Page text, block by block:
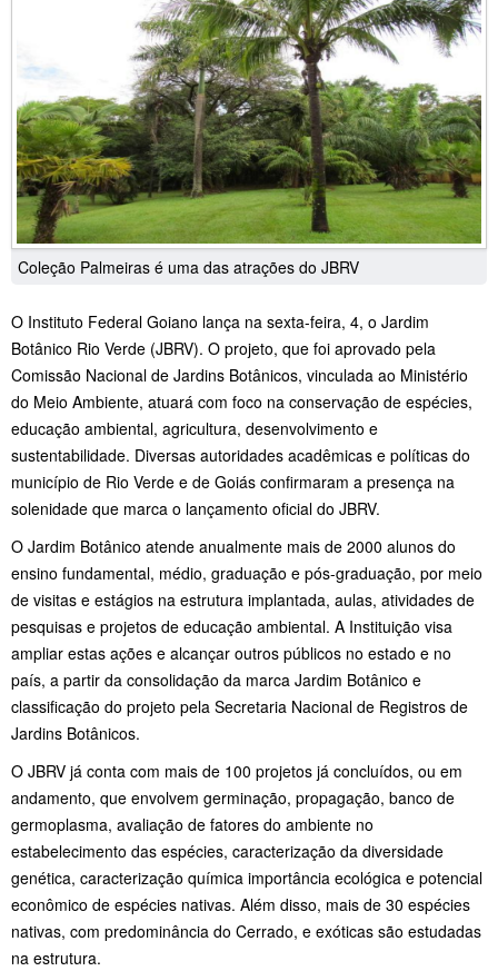
Coleção Palmeiras é uma das atrações do JBRV
O Instituto Federal Goiano lança na sexta-feira, 4, o Jardim
Botânico Rio Verde (JBRV). O projeto, que foi aprovado pela
Comissão Nacional de Jardins Botânicos, vinculada ao Ministério
do Meio Ambiente, atuará com foco na conservação de espécies,
educação ambiental, agricultura, desenvolvimento e
sustentabilidade. Diversas autoridades acadêmicas e políticas do
município de Rio Verde e de Goiás confirmaram a presença na
solenidade que marca o lançamento oficial do JBRV.
O Jardim Botânico atende anualmente mais de 2000 alunos do
ensino fundamental, médio, graduação e pós-graduação, por meio
de visitas e estágios na estrutura implantada, aulas, atividades de
pesquisas e projetos de educação ambiental. A Instituição visa
ampliar estas ações e alcançar outros públicos no estado e no
país, a partir da consolidação da marca Jardim Botânico e
classificação do projeto pela Secretaria Nacional de Registros de
Jardins Botânicos.
O JBRV já conta com mais de 100 projetos já concluídos, ou em
andamento, que envolvem germinação, propagação, banco de
germoplasma, avaliação de fatores do ambiente no
estabelecimento das espécies, caracterização da diversidade
genética, caracterização química importância ecológica e potencial
econômico de espécies nativas. Além disso, mais de 30 espécies
nativas, com predominância do Cerrado, e exóticas são estudadas
na estrutura.